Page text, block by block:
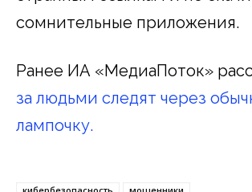
сомнительные приложения.
Ранее ИА «МедиаПоток»
за людьми следят через
лампочку.